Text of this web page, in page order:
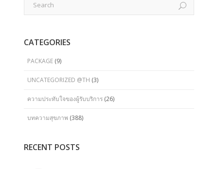
CATEGORIES
PACKAGE (9)
UNCATEGORIZED @TH (3)
ความประทับใจของผู้รับบริการ (26)
บทความสุขภาพ (388)
RECENT POSTS